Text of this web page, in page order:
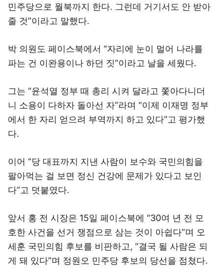
민주당으로 월북까지 한다. 그런데 거기서도 안 받아
줄 것”이라고 말했다.
박 의원도 페이스북에서 “자리에 눈이 멀어 나라를
파는 건 이완용이나 하던 짓”이라고 날을 세웠다.
그는 “윤석열 정부 때 총리 시켜 달라고 쫓아다니더
니 소용이 다하자 돌아선 자”라며 “이제 이재명 정부
에서 한 자리 얻으려 부역까지 하고 있다”고 평가했
다.
이어 “당 대표까지 지낸 사람이 보수와 국민의힘을
팔아먹는 걸 보면 정신 건강에 문제가 있다고 보인
다”고 덧붙였다.
앞서 홍 전 시장은 15일 페이스북에 “30여 년 전 모
호한 사건을 선거 쟁점으로 삼는 것이 아쉽다”며 오
세훈 국민의힘 후보를 비판하고, “결국 될 사람은 되
게 돼 있다”며 정원오 민주당 후보의 당선을 점쳤다.